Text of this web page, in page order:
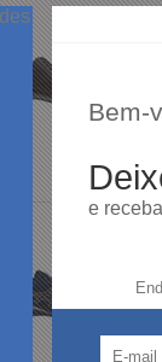
Bem-
e
Endereço: